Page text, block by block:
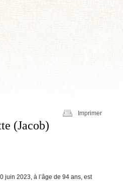
Imprimer
(Jacob)
juin 2023, à l’âge de 94 ans, est